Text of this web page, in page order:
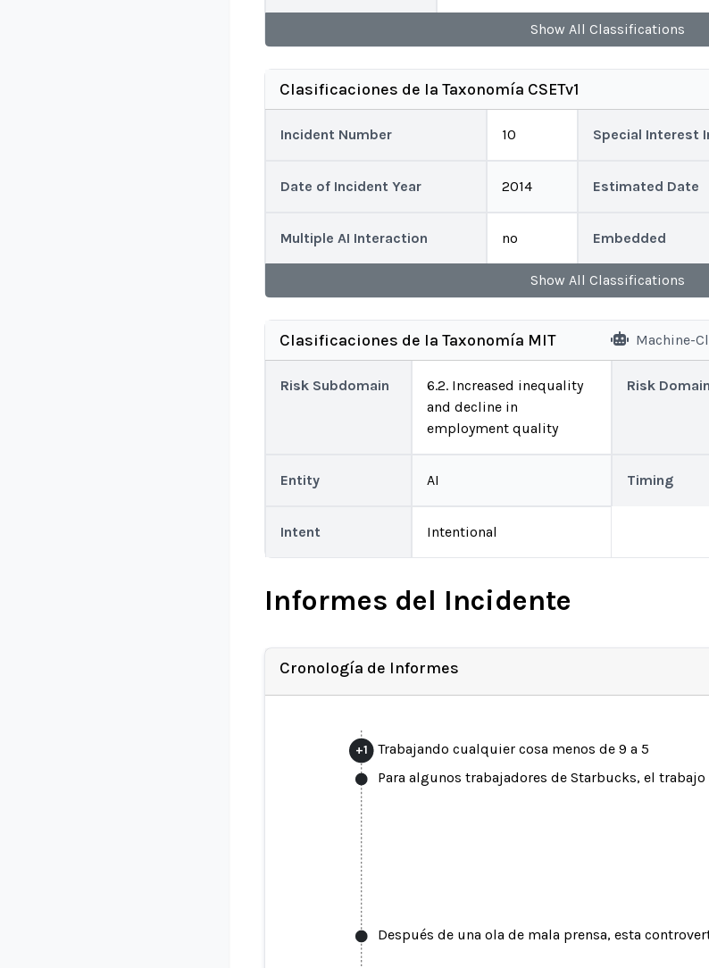
Show All Classifications
Clasificaciones de la Taxonomía CSETv1
Incident Number 10 Special Interest
Date of Incident Year 2014 Estimated Date
Multiple AI Interaction no Embedded
Show All Classifications
Clasificaciones de la Taxonomía MIT Machine-
Risk Subdomain
6.2. Increased inequality
and decline in
employment quality
Risk Domain
Entity AI Timing
Intent Intentional
Informes del Incidente
Cronología de Informes
+1 Trabajando cualquier cosa menos de 9 a 5
Para algunos trabajadores de Starbucks, el
Después de una ola de mala prensa, esta